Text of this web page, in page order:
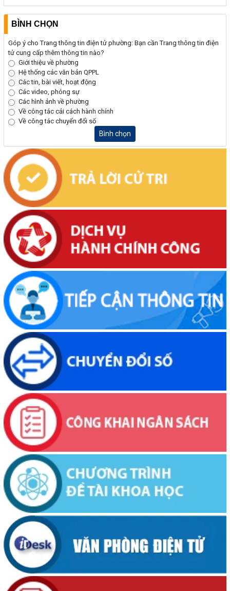
BÌNH CHỌN
Góp ý cho Trang thông tin điện tử phường: Bạn cần Trang thông tin điện
tử cung cấp thêm thông tin nào?
Giới thiệu về phường
Hệ thống các văn bản QPPL
Các tin, bài viết, hoạt động
Các video, phóng sự
Các hình ảnh về phường
Về công tác cải cách hành chính
Về công tác chuyển đổi số
Bình chọn